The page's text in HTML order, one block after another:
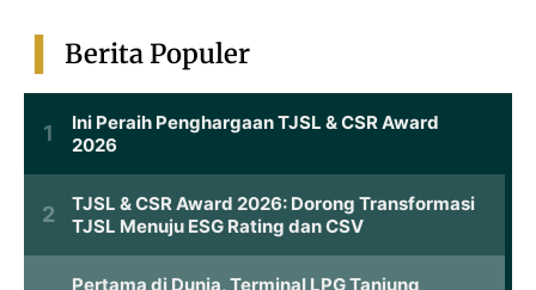
Berita Populer